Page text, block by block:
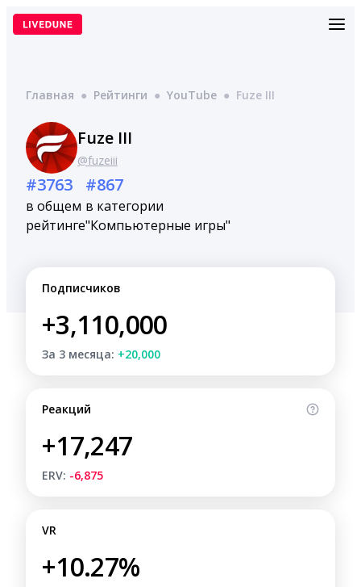
Перейти
Главная ● Рейтинги ● YouTube ● Fuze III
Fuze III
@fuzeiii
#3763
в общем
рейтинге
#867
в категории
"Компьютерные игры"
Подписчиков
+3,110,000
За 3 месяца: +20,000
Реакций
+17,247
ERV: -6,875
VR
+10.27%